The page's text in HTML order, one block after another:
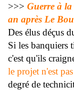
>>> Guerre à
an après Le
Des élus déçus
Si les banquiers
c'est qu'ils
le projet n'est
degré de